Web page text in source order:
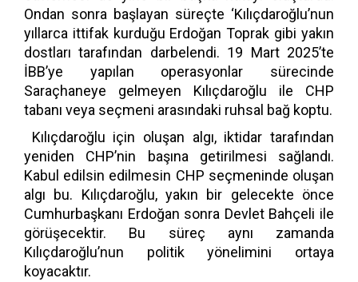
Ondan sonra başlayan süreçte ‘Kılıçdaroğlu’nun
yıllarca ittifak kurduğu Erdoğan Toprak gibi yakın
dostları tarafından darbelendi. 19 Mart 2025’te
İBB’ye yapılan operasyonlar sürecinde
Saraçhaneye gelmeyen Kılıçdaroğlu ile CHP
tabanı veya seçmeni arasındaki ruhsal bağ koptu.
Kılıçdaroğlu için oluşan algı, iktidar tarafından
yeniden CHP’nin başına getirilmesi sağlandı.
Kabul edilsin edilmesin CHP seçmeninde oluşan
algı bu. Kılıçdaroğlu, yakın bir gelecekte önce
Cumhurbaşkanı Erdoğan sonra Devlet Bahçeli ile
görüşecektir. Bu süreç aynı zamanda
Kılıçdaroğlu’nun politik yönelimini ortaya
koyacaktır.